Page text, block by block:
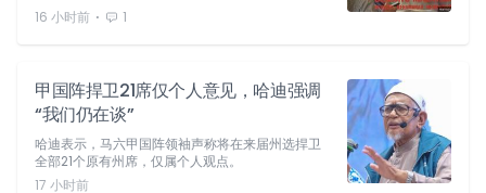
16 小时前 ⋅ 1
甲国阵捍卫21席仅个人意见，哈迪强调
“我们仍在谈”
哈迪表示，马六甲国阵领袖声称将在来届州选捍卫
全部21个原有州席，仅属个人观点。
17 小时前